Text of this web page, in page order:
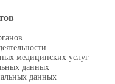
медицинских услуг
данных
данных